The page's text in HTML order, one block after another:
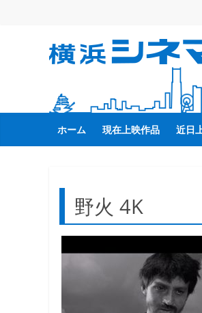
ス
ッ
横
浜
シ
ネ
マ
リ
ン
ホーム 現在上映作品 近日
野火 4K